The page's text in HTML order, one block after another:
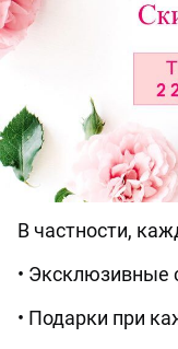
В частности,
• Эксклюзивные
• Подарки при